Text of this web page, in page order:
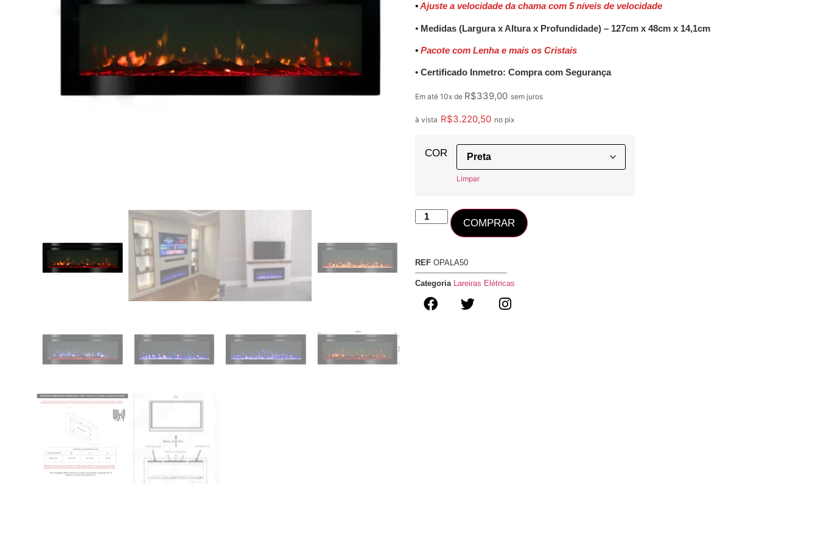
•Ajuste a velocidade da chama com 5níveis de velocidade
• Medidas (Largura x Altura x Profundidade) – 127cm x 48cm x 14,1cm
• Pacote com Lenha e mais os Cristais
• Certificado Inmetro: Compra com Segurança
Em até 10x de R$339,00 sem juros
à vista R$3.220,50 no pix
COR
Limpar
COMPRAR
REF OPALA50
Categoria Lareiras Elétricas